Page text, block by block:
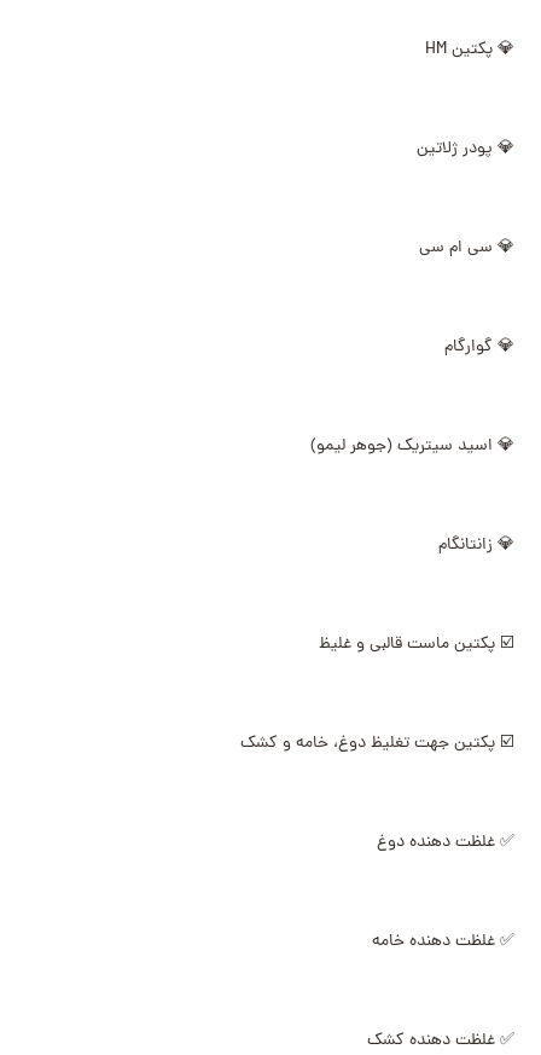
💎 پکتین HM
💎 پودر ژلاتین
💎 سی ام سی
💎 گوارگام
💎 اسید سیتریک (جوهر لیمو)
💎 زانتانگام
☑️ پکتین ماست قالبی و غلیظ
☑️ پکتین جهت تغلیظ دوغ، خامه و کشک
✅ غلظت دهنده دوغ
✅ غلظت دهنده خامه
✅ غلظت دهنده کشک